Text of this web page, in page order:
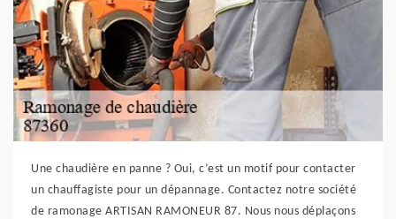
Une chaudière en panne ? Oui, c’est un motif pour contacter
un chauffagiste pour un dépannage. Contactez notre société
de ramonage ARTISAN RAMONEUR 87. Nous nous déplaçons